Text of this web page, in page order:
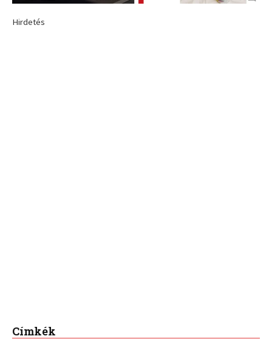
Hirdetés
Címkék